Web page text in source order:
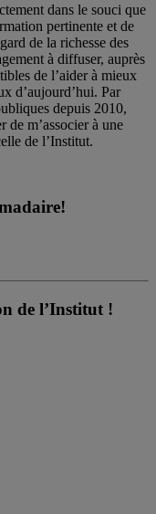
dans le souci que
pertinente et de
de la richesse des
à diffuser, auprès
de l’aider à mieux
d’aujourd’hui. Par
depuis 2010,
de m’associer à une
de l’Institut.
de l’Institut !